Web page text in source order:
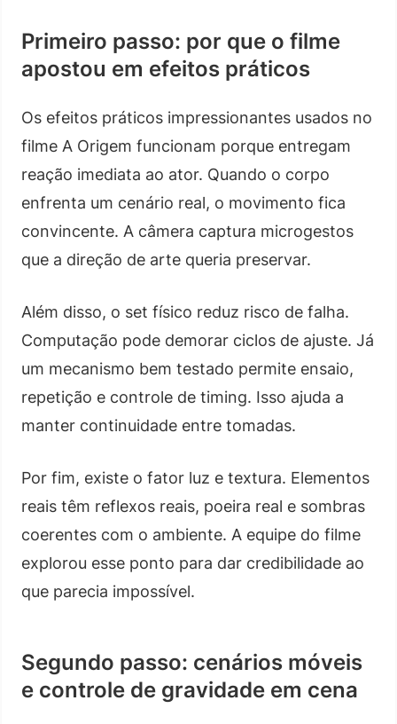
Primeiro passo: por que o filme
apostou em efeitos práticos
Os efeitos práticos impressionantes usados no
filme A Origem funcionam porque entregam
reação imediata ao ator. Quando o corpo
enfrenta um cenário real, o movimento fica
convincente. A câmera captura microgestos
que a direção de arte queria preservar.
Além disso, o set físico reduz risco de falha.
Computação pode demorar ciclos de ajuste. Já
um mecanismo bem testado permite ensaio,
repetição e controle de timing. Isso ajuda a
manter continuidade entre tomadas.
Por fim, existe o fator luz e textura. Elementos
reais têm reflexos reais, poeira real e sombras
coerentes com o ambiente. A equipe do filme
explorou esse ponto para dar credibilidade ao
que parecia impossível.
Segundo passo: cenários móveis
e controle de gravidade em cena